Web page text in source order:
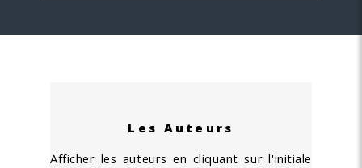
Les Auteurs
Afficher les auteurs en cliquant sur l'initiale